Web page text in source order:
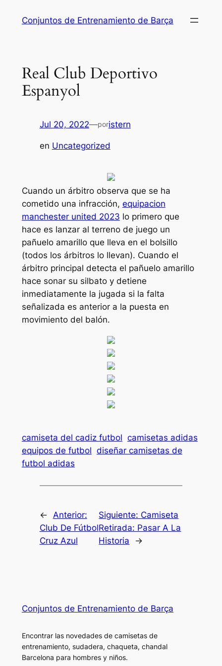
Conjuntos de Entrenamiento de Barça
Real Club Deportivo
Espanyol
Jul 20, 2022—poristern
en Uncategorized
Cuando un árbitro observa que se ha
cometido una infracción, equipacion
manchester united 2023 lo primero que
hace es lanzar al terreno de juego un
pañuelo amarillo que lleva en el bolsillo
(todos los árbitros lo llevan). Cuando el
árbitro principal detecta el pañuelo amarillo
hace sonar su silbato y detiene
inmediatamente la jugada si la falta
señalizada es anterior a la puesta en
movimiento del balón.
camiseta del cadiz futbol camisetas adidas
equipos de futbol diseñar camisetas de
futbol adidas
←
Anterior:
Club De Fútbol
Cruz Azul
Siguiente: Camiseta
Retirada: Pasar A La
Historia
→
Conjuntos de Entrenamiento de Barça
Encontrar las novedades de camisetas de
entrenamiento, sudadera, chaqueta, chandal
Barcelona para hombres y niños.